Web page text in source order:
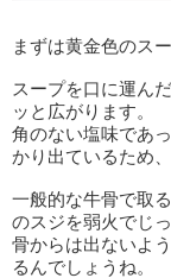
まずは黄金色のス
スープを口に運ん
ッと広がります。
角のない塩味であ
かり出ているため
一般的な牛骨で取
のスジを弱火でじ
骨からは出ないよ
るんでしょうね。